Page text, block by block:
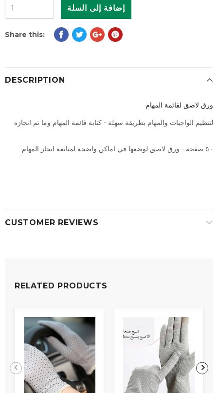
Share this:
DESCRIPTION
ورق لاصق لقائمة المهام
لتنظيم الواجبات والمهام بطريقة سهلة - كتابة قائمة المهام وما تم انجازه
٥٠ صفحة - ورق لاصق لوضعها في اماكن واضحة لمتابعة انجاز المهام
CUSTOMER REVIEWS
RELATED PRODUCTS